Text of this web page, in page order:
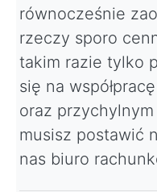
równocześnie
rzeczy sporo
takim razie tylko
się na
oraz
musisz postawić
nas biuro